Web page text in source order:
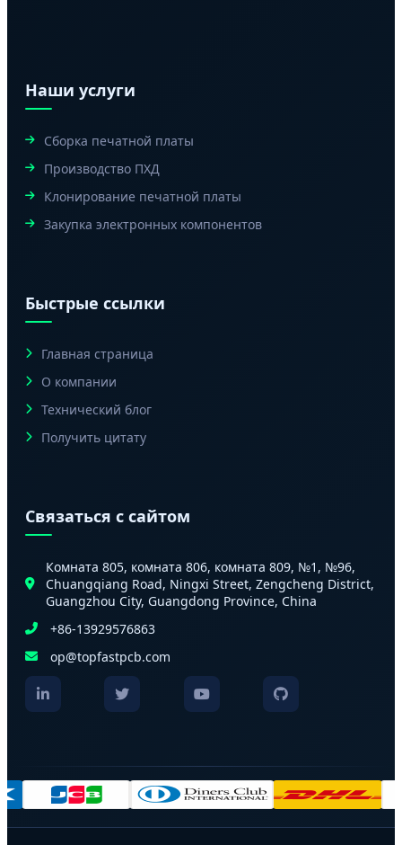
Наши услуги
Сборка печатной платы
Производство ПХД
Клонирование печатной платы
Закупка электронных компонентов
Быстрые ссылки
Главная страница
О компании
Технический блог
Получить цитату
Связаться с сайтом
Комната 805, комната 806, комната 809, №1, №96,
Chuangqiang Road, Ningxi Street, Zengcheng District,
Guangzhou City, Guangdong Province, China
+86-13929576863
op@topfastpcb.com